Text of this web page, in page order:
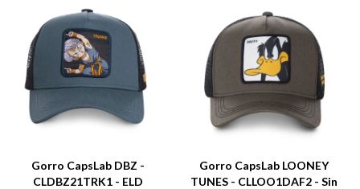
Gorro CapsLab DBZ -
CLDBZ21TRK1 - ELD
Gorro CapsLab LOONEY
TUNES - CLLOO1DAF2 - Sin